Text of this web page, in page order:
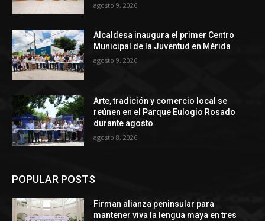
agosto 9, 2026
Alcaldesa inaugura el primer Centro
Municipal de la Juventud en Mérida
agosto 9, 2026
Arte, tradición y comercio local se
reúnen en el Parque Eulogio Rosado
durante agosto
agosto 8, 2026
POPULAR POSTS
Firman alianza peninsular para
mantener viva la lengua maya en tres